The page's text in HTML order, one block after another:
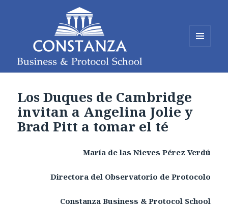
Constanza Business and Protocol
Los Duques de Cambridge
invitan a Angelina Jolie y
Brad Pitt a tomar el té
María de las Nieves Pérez Verdú
Directora del Observatorio de Protocolo
Constanza Business & Protocol School